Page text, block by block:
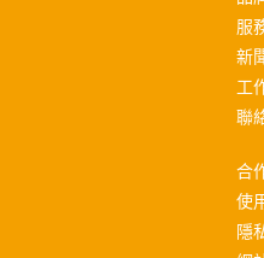
服
新
工
聯
合
使
隱